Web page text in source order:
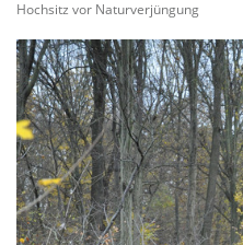
Hochsitz vor Naturverjüngung